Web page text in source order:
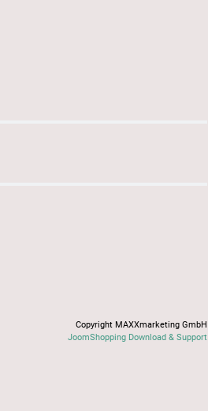
Copyright MAXXmarketing GmbH
JoomShopping Download & Support